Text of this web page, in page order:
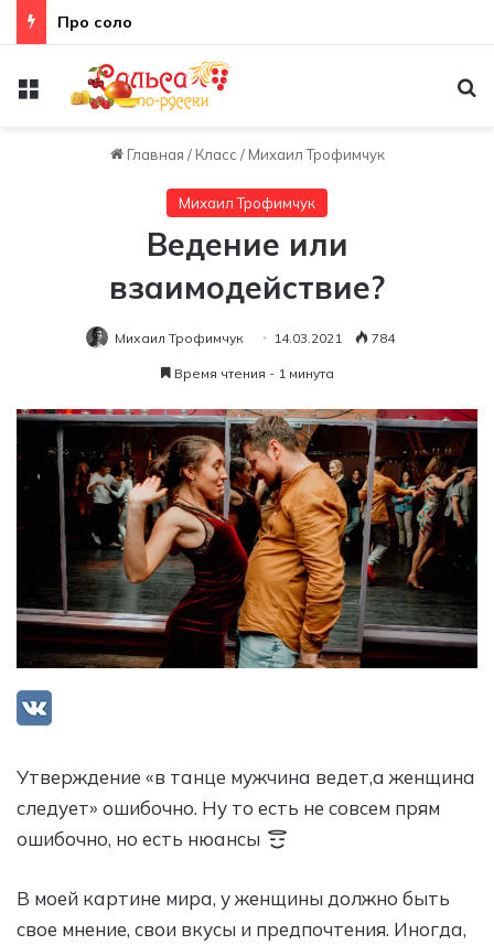
Про соло
Меню
Главная / Класс / Михаил Трофимчук
Михаил Трофимчук
Ведение или
взаимодействие?
Михаил Трофимчук 14.03.2021 784
Время чтения - 1 минута
Утверждение «в танце мужчина ведет,а женщина
следует» ошибочно. Ну то есть не совсем прям
ошибочно, но есть нюансы
В моей картине мира, у женщины должно быть
свое мнение, свои вкусы и предпочтения. Иногда,